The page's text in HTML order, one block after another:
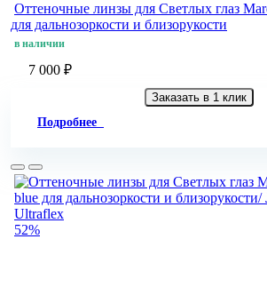
Оттеночные линзы для Светлых глаз
для дальнозоркости и близорукости
в наличии
7 000 ₽
Заказать в 1 клик
Подробнее
52%